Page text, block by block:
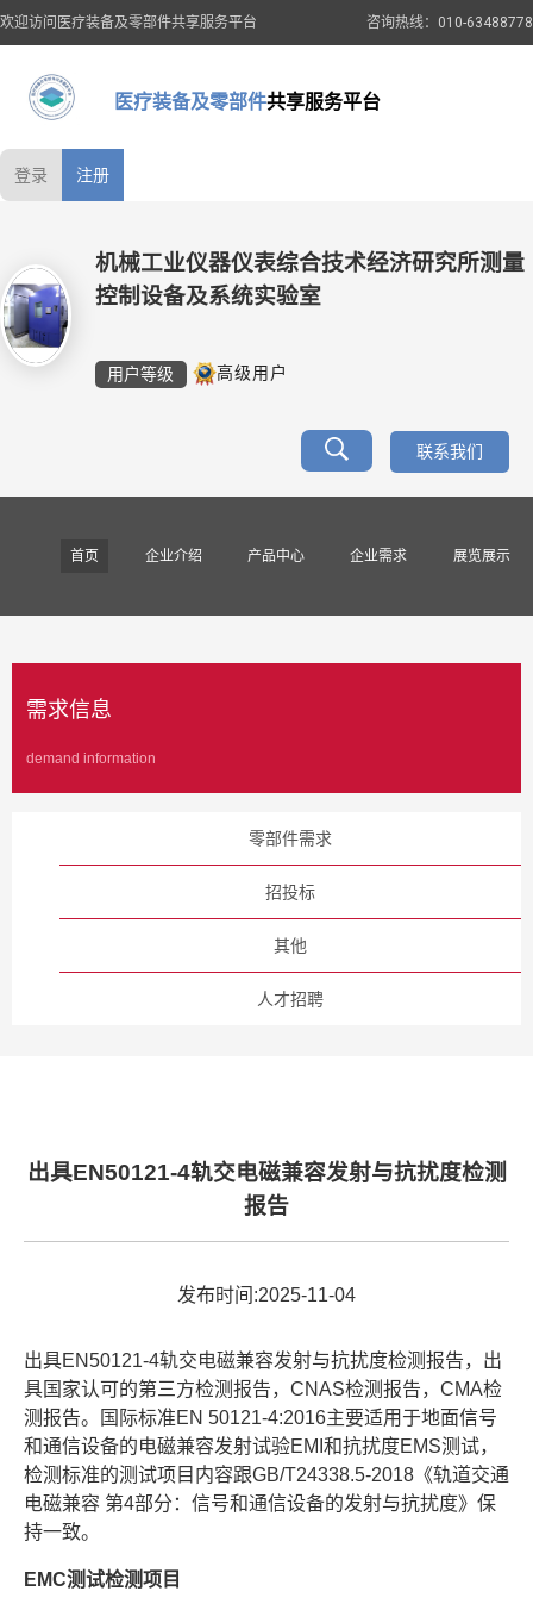
欢迎访问医疗装备及零部件共享服务平台 咨询热线：010-63488778
医疗装备及零部件共享服务平台
登录 注册
机械工业仪器仪表综合技术经济研究所测量
控制设备及系统实验室
用户等级 高级用户
联系我们
首页 企业介绍 产品中心 企业需求 展览展示
需求信息
demand information
零部件需求
招投标
其他
人才招聘
出具EN50121-4轨交电磁兼容发射与抗扰度检测
报告
发布时间:2025-11-04
出具EN50121-4轨交电磁兼容发射与抗扰度检测报告，出
具国家认可的第三方检测报告，CNAS检测报告，CMA检
测报告。国际标准EN 50121-4:2016主要适用于地面信号
和通信设备的电磁兼容发射试验EMI和抗扰度EMS测试，
检测标准的测试项目内容跟GB/T24338.5-2018《轨道交通
电磁兼容 第4部分：信号和通信设备的发射与抗扰度》保
持一致。
EMC测试检测项目